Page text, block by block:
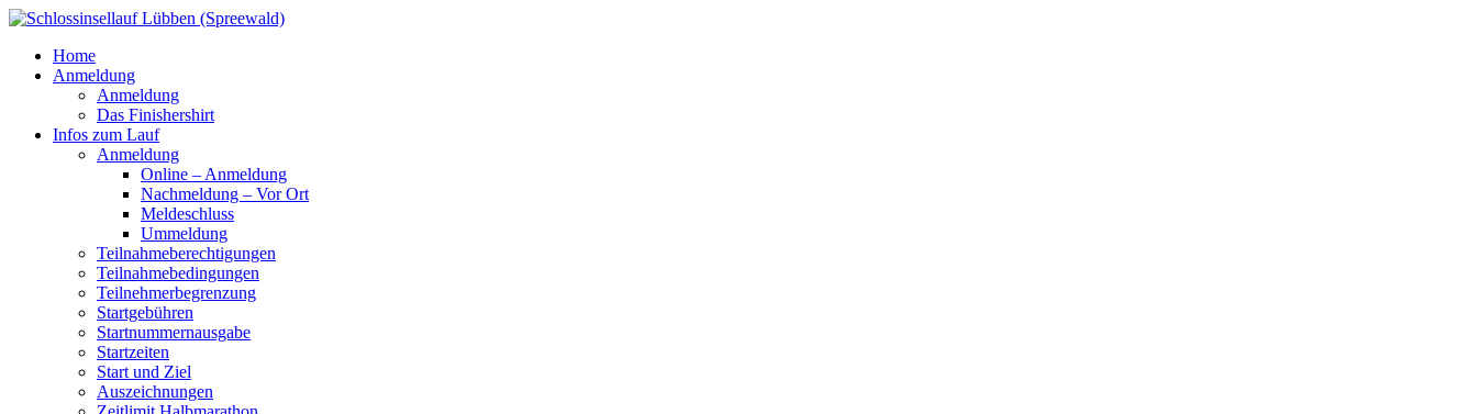
Home
Anmeldung
Anmeldung
Das Finishershirt
Infos zum Lauf
Anmeldung
Online – Anmeldung
Nachmeldung – Vor Ort
Meldeschluss
Ummeldung
Teilnahmeberechtigungen
Teilnahmebedingungen
Teilnehmerbegrenzung
Startgebühren
Startnummernausgabe
Startzeiten
Start und Ziel
Auszeichnungen